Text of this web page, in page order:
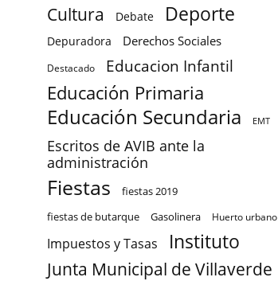
Cultura Debate Deporte
Depuradora Derechos Sociales
Destacado Educacion Infantil
Educación Primaria
Educación Secundaria EMT
Escritos de AVIB ante la
administración
Fiestas
fiestas 2019
fiestas de butarque
Gasolinera Huerto urbano
Impuestos y Tasas Instituto
Junta Municipal de Villaverde